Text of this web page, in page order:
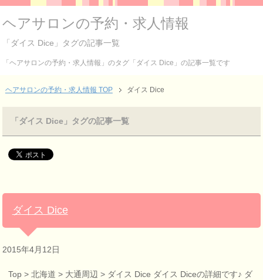
ヘアサロンの予約・求人情報
「ダイス Dice」タグの記事一覧
「ヘアサロンの予約・求人情報」のタグ「ダイス Dice」の記事一覧です
ヘアサロンの予約・求人情報 TOP ダイス Dice
「ダイス Dice」タグの記事一覧
ダイス Dice
2015年4月12日
Top > 北海道 > 大通周辺 > ダイス Dice ダイス Diceの詳細です♪ ダ